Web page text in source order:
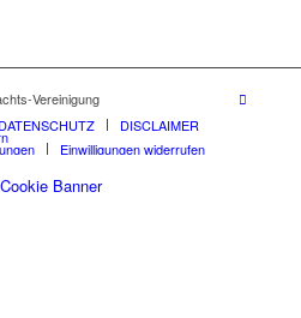
Vereinigung
DATENSCHUTZ DISCLAIMER
Einwilligungen widerrufen
Banner